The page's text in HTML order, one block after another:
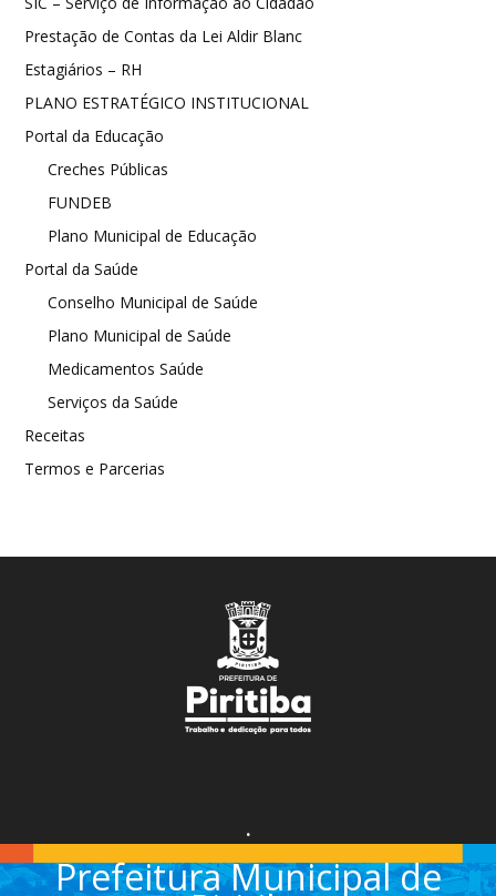
Prestação de Contas da Lei Aldir Blanc
Estagiários – RH
PLANO ESTRATÉGICO INSTITUCIONAL
Portal da Educação
Creches Públicas
FUNDEB
Plano Municipal de Educação
Portal da Saúde
Conselho Municipal de Saúde
Plano Municipal de Saúde
Medicamentos Saúde
Serviços da Saúde
Receitas
Termos e Parcerias
.
Prefeitura Municipal de